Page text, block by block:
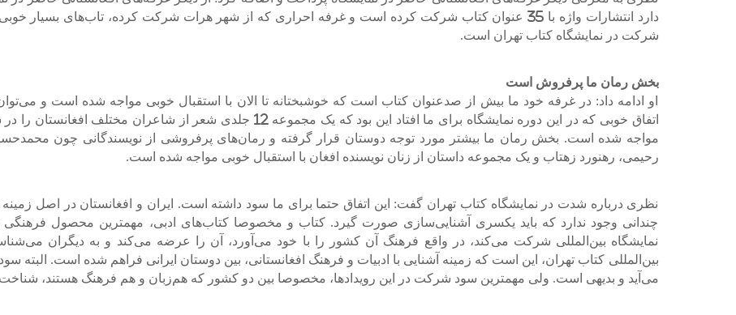
دارد انتشارات واژه با 35 عنوان کتاب شرکت کرده است و غرفه احراری که از شهر هرات شرکت کرده، تاب‌های
شرکت در نمایشگاه کتاب تهران است.
بخش رمان ما پرفروش است
او ادامه داد: در غرفه خود ما بیش از صدعنوان کتاب است که خوشبختانه تا الان با استقبال خوبی مواجه شده است و می‌توان
اتفاق خوبی که در این دوره نمایشگاه برای ما افتاد این بود که یک مجموعه 12
مواجه شده است. بخش رمان ما بیشتر مورد توجه دوستان قرار گرفته و رمان‌های پرفروشی از نویسندگانی چون
رحیمی، رهنورد زهتاب و یک مجموعه داستان از زنان نویسنده افغان با استقبال خوبی مواجه شده است.
نظری درباره شدت در نمایشگاه کتاب تهران گفت: این اتفاق حتما برای ما سود داشته است. ایران و افغانستان در اصل
چندانی وجود ندارد که باید یکسری آشنایی‌سازی صورت گیرد. کتاب و مخصوصا کتاب‌های ادبی، مهمترین محصول
نمایشگاه بین‌المللی شرکت می‌کند، در واقع فرهنگ آن کشور را با خود می‌آورد، آن را عرضه می‌کند و به دیگران
بین‌المللی کتاب تهران، این است که زمینه آشنایی با ادبیات و فرهنگ افغانستانی، بین دوستان ایرانی فراهم شده است.
می‌آید و بدیهی است. ولی مهمترین سود شرکت در این رویدادها، مخصوصا بین دو کشور که هم‌زبان و هم فرهنگ هستند،